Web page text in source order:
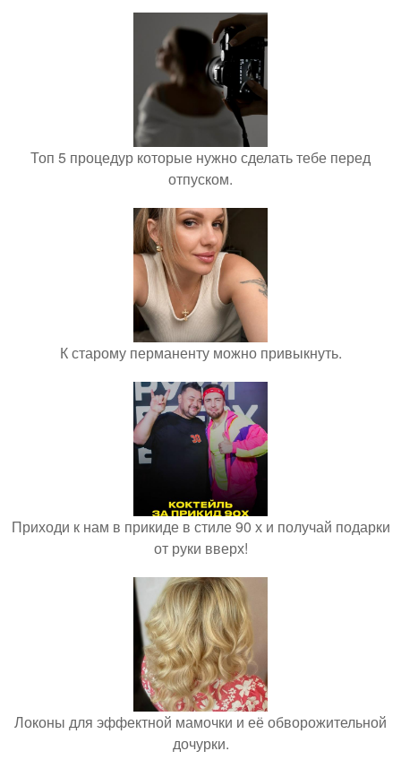
Топ 5 процедур которые нужно сделать тебе перед
отпуском.
К старому перманенту можно привыкнуть.
Приходи к нам в прикиде в стиле 90 х и получай подарки
от руки вверх!
Локоны для эффектной мамочки и её обворожительной
дочурки.